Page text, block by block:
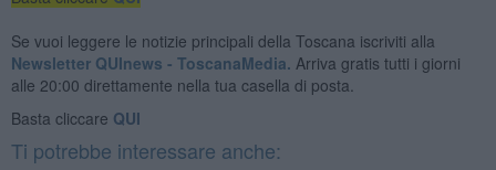
Se vuoi leggere le notizie principali della Toscana iscriviti alla
Newsletter QUInews - ToscanaMedia. Arriva gratis tutti i giorni
alle 20:00 direttamente nella tua casella di posta.
Basta cliccare QUI
Ti potrebbe interessare anche: